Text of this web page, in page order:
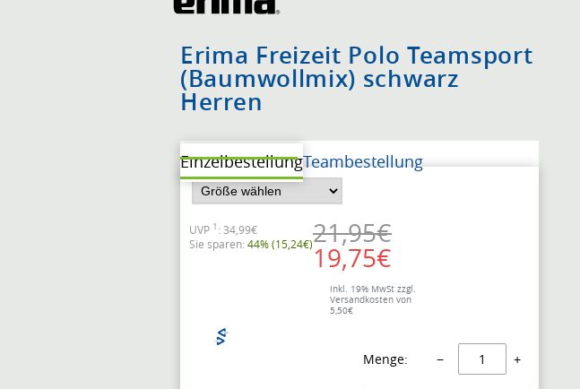
Erima Freizeit Polo Teamsport
(Baumwollmix) schwarz
Herren
EinzelbestellungTeambestellung
21,95€
19,75€
inkl. 19% MwSt zzgl.
Versandkosten von
5,50€
UVP 1 : 34,99€
Sie sparen: 44% (15,24€)
Menge: − +